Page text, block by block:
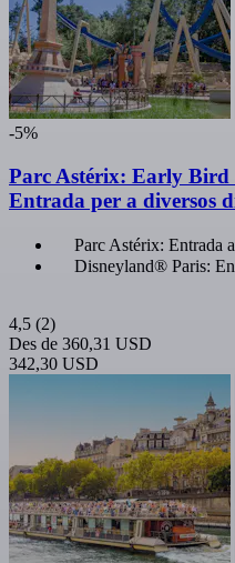
-5%
Parc Astérix: Early
Entrada per a diversos
Parc Astérix: Entrada
Disneyland® Paris:
4,5 (2)
Des de 360,31 USD
342,30 USD